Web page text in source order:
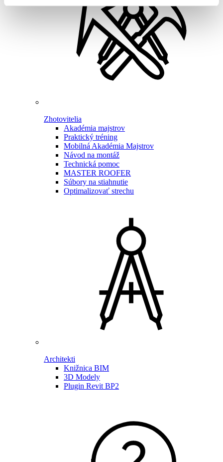
Zhotovitelia
Akadémia majstrov
Praktický tréning
Mobilná Akadémia Majstrov
Návod na montáž
Technická pomoc
MASTER ROOFER
Súbory na stiahnutie
Optimalizovať strechu
Architekti
Knižnica BIM
3D Modely
Plugin Revit BP2